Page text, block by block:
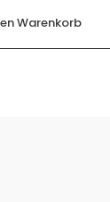
Warenkorb